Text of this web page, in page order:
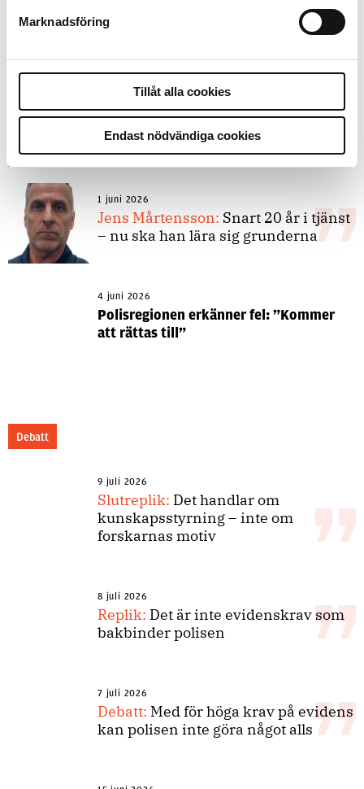
Marknadsföring
Tillåt alla cookies
Endast nödvändiga cookies
Klart: Ingångslönen höjs med 2 300
kronor
4 juni 2026
polisaspiranter underkänns på
godtyckliga grunder
1 juni 2026
Jens Mårtensson: Snart 20 år i tjänst
– nu ska han lära sig grunderna
4 juni 2026
Polisregionen erkänner fel: ”Kommer
att rättas till”
Debatt
9 juli 2026
Slutreplik: Det handlar om
kunskapsstyrning – inte om
forskarnas motiv
8 juli 2026
Replik: Det är inte evidenskrav som
bakbinder polisen
7 juli 2026
Debatt: Med för höga krav på evidens
kan polisen inte göra något alls